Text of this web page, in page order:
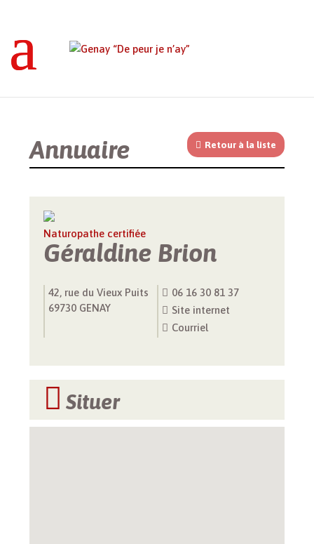
Annuaire Retour à la liste
Naturopathe certifiée
Géraldine Brion
42, rue du Vieux Puits
69730 GENAY
06 16 30 81 37
Site internet
Courriel
Situer